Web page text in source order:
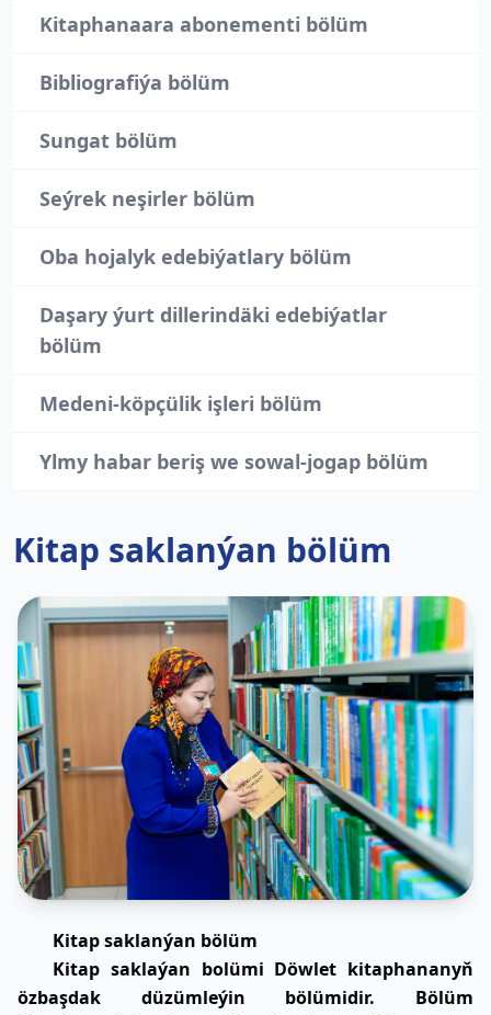
Kitap saklanýan bölüm
Kitap saklanýan bölüm
Kitap saklaýan bolümi Döwlet kitaphananyň
özbaşdak düzümleýin bölümidir. Bölüm
Kitaphanaara abonementi bölüm
Bibliografiýa bölüm
Sungat bölüm
Seýrek neşirler bölüm
Oba hojalyk edebiýatlary bölüm
Daşary ýurt dillerindäki edebiýatlar
bölüm
Medeni-köpçülik işleri bölüm
Ylmy habar beriş we sowal-jogap bölüm